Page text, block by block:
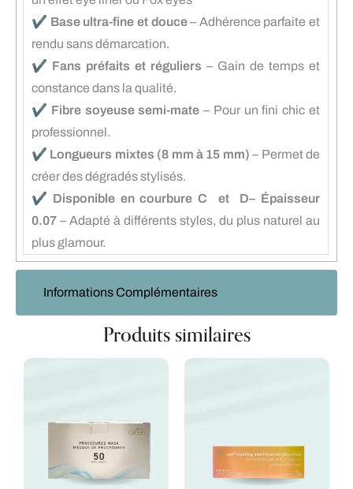
Informations Complémentaires
✔️ Base ultra-fine et douce– Adhérence parfaite et
rendu sans démarcation.
✔️ Fans préfaits et réguliers – Gain de temps et
constance dans la qualité.
✔️ Fibre soyeuse semi-mate – Pour un fini chic et
professionnel.
✔️ Longueurs mixtes (8 mm à 15 mm) – Permet de
créer des dégradés stylisés.
✔️ Disponible en courbure C et D– Épaisseur
0.07 – Adapté à différents styles, du plus naturel au
plus glamour.
Produits similaires